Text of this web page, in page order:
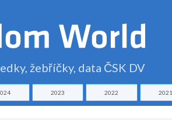
žebříčky, data ČSK DV
2023 2022 2021